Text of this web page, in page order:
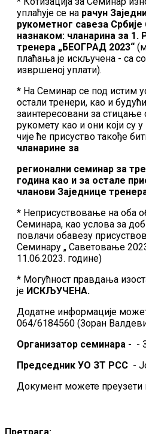
уплаћује се на рачун
рукометног савеза Србије
назнаком: чланарина за 1.
тренера „БЕОГРАД 2023“
плаћања је искључена - са
извршеној уплати).
* На Семинар се под истим
остали тренери, као и
заинтересовани за стицање
рукомету као и они који су
чије ће присуство такође
чланарине за
регионални семинар за
година као и за остале
чланови Заједнице
* Неприсуствовање на оба
Семинара, као услова за
повлачи обавезу
Семинару „ Саветовање
11.06.2023. године)
* Могућност правдања
је ИСКЉУЧЕНА.
Додатне информације
064/6184560 (Зоран
Организатор семинара - -
Председник УО ЗТ РСС -
Документ можете преузети